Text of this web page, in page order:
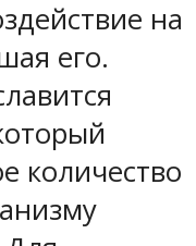
на
его.
количество